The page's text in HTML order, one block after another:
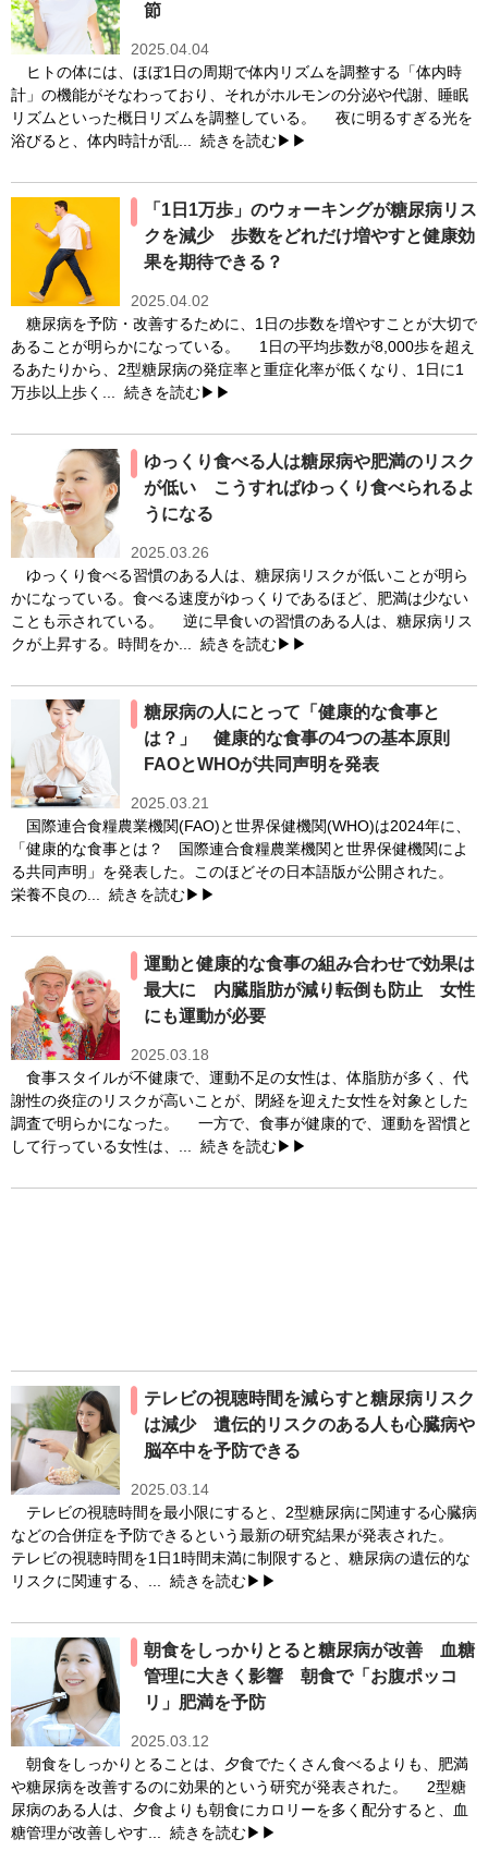
節
2025.04.04
ヒトの体には、ほぼ1日の周期で体内リズムを調整する「体内時
計」の機能がそなわっており、それがホルモンの分泌や代謝、睡眠
リズムといった概日リズムを調整している。 夜に明るすぎる光を
浴びると、体内時計が乱... 続きを読む▶▶
「1日1万歩」のウォーキングが糖尿病リス
クを減少 歩数をどれだけ増やすと健康効
果を期待できる？
2025.04.02
糖尿病を予防・改善するために、1日の歩数を増やすことが大切で
あることが明らかになっている。 1日の平均歩数が8,000歩を超え
るあたりから、2型糖尿病の発症率と重症化率が低くなり、1日に1
万歩以上歩く... 続きを読む▶▶
ゆっくり食べる人は糖尿病や肥満のリスク
が低い こうすればゆっくり食べられるよ
うになる
2025.03.26
ゆっくり食べる習慣のある人は、糖尿病リスクが低いことが明ら
かになっている。食べる速度がゆっくりであるほど、肥満は少ない
ことも示されている。 逆に早食いの習慣のある人は、糖尿病リス
クが上昇する。時間をか... 続きを読む▶▶
糖尿病の人にとって「健康的な食事と
は？」 健康的な食事の4つの基本原則
FAOとWHOが共同声明を発表
2025.03.21
国際連合食糧農業機関(FAO)と世界保健機関(WHO)は2024年に、
「健康的な食事とは？ 国際連合食糧農業機関と世界保健機関によ
る共同声明」を発表した。このほどその日本語版が公開された。
栄養不良の... 続きを読む▶▶
運動と健康的な食事の組み合わせで効果は
最大に 内臓脂肪が減り転倒も防止 女性
にも運動が必要
2025.03.18
食事スタイルが不健康で、運動不足の女性は、体脂肪が多く、代
謝性の炎症のリスクが高いことが、閉経を迎えた女性を対象とした
調査で明らかになった。 一方で、食事が健康的で、運動を習慣と
して行っている女性は、... 続きを読む▶▶
テレビの視聴時間を減らすと糖尿病リスク
は減少 遺伝的リスクのある人も心臓病や
脳卒中を予防できる
2025.03.14
テレビの視聴時間を最小限にすると、2型糖尿病に関連する心臓病
などの合併症を予防できるという最新の研究結果が発表された。
テレビの視聴時間を1日1時間未満に制限すると、糖尿病の遺伝的な
リスクに関連する、... 続きを読む▶▶
朝食をしっかりとると糖尿病が改善 血糖
管理に大きく影響 朝食で「お腹ポッコ
リ」肥満を予防
2025.03.12
朝食をしっかりとることは、夕食でたくさん食べるよりも、肥満
や糖尿病を改善するのに効果的という研究が発表された。 2型糖
尿病のある人は、夕食よりも朝食にカロリーを多く配分すると、血
糖管理が改善しやす... 続きを読む▶▶